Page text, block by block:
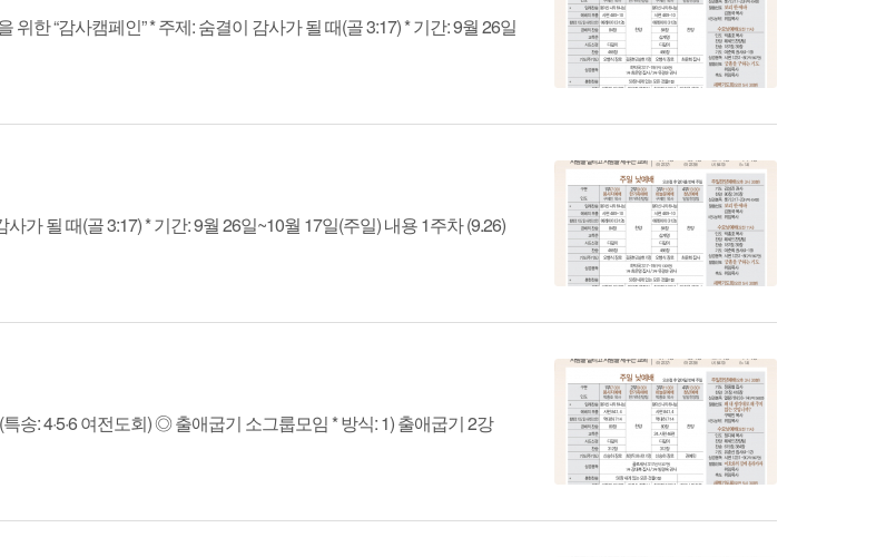
“감사캠페인” * 주제: 숨결이 감사가 될 때(골 3:17) * 기간: 9월 26일
가 될 때(골 3:17) * 기간: 9월 26일~10월 17일(주일) 내용 1주차 (9.26)
: 4·5·6 여전도회) ◎ 출애굽기 소그룹모임 * 방식: 1) 출애굽기 2강